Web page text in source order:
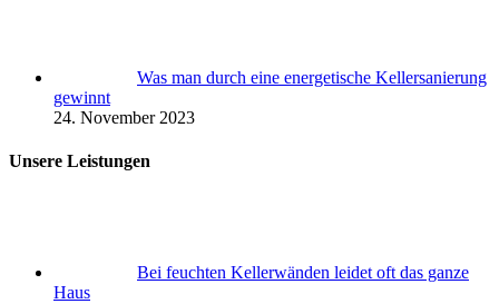
Was man durch eine energetische Kellersanierung
gewinnt
24. November 2023
Unsere Leistungen
Bei feuchten Kellerwänden leidet oft das ganze
Haus